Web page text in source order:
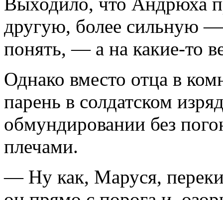
другую, более сильную
понять, — а на какие-то
Однако вместо отца в
парень в солдатском
обмундировании без
плечами.
— Ну как, Маруся,